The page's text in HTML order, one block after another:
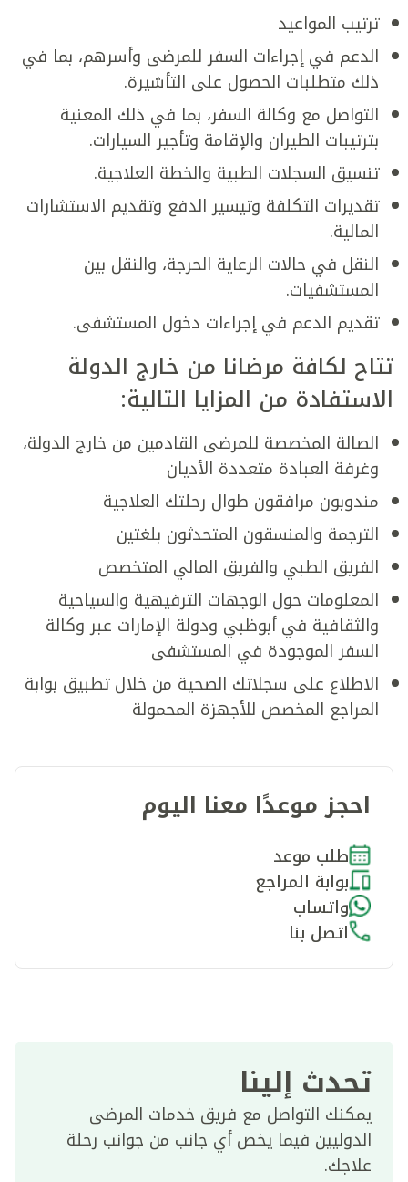
ترتيب المواعيد
الدعم في إجراءات السفر للمرضى وأسرهم، بما في
ذلك متطلبات الحصول على التأشيرة.
التواصل مع وكالة السفر، بما في ذلك المعنية
بترتيبات الطيران والإقامة وتأجير السيارات.
تنسيق السجلات الطبية والخطة العلاجية.
تقديرات التكلفة وتيسير الدفع وتقديم الاستشارات
المالية.
النقل في حالات الرعاية الحرجة، والنقل بين
المستشفيات.
تقديم الدعم في إجراءات دخول المستشفى.
تتاح لكافة مرضانا من خارج الدولة
الاستفادة من المزايا التالية:
الصالة المخصصة للمرضى القادمين من خارج الدولة،
وغرفة العبادة متعددة الأديان
مندوبون مرافقون طوال رحلتك العلاجية
الترجمة والمنسقون المتحدثون بلغتين
الفريق الطبي والفريق المالي المتخصص
المعلومات حول الوجهات الترفيهية والسياحية
والثقافية في أبوظبي ودولة الإمارات عبر وكالة
السفر الموجودة في المستشفى
الاطلاع على سجلاتك الصحية من خلال تطبيق بوابة
المراجع المخصص للأجهزة المحمولة
احجز موعدًا معنا اليوم
طلب موعد
بوابة المراجع
واتساب
اتصل بنا
تحدث إلينا
يمكنك التواصل مع فريق خدمات المرضى
الدوليين فيما يخص أي جانب من جوانب رحلة
علاجك.